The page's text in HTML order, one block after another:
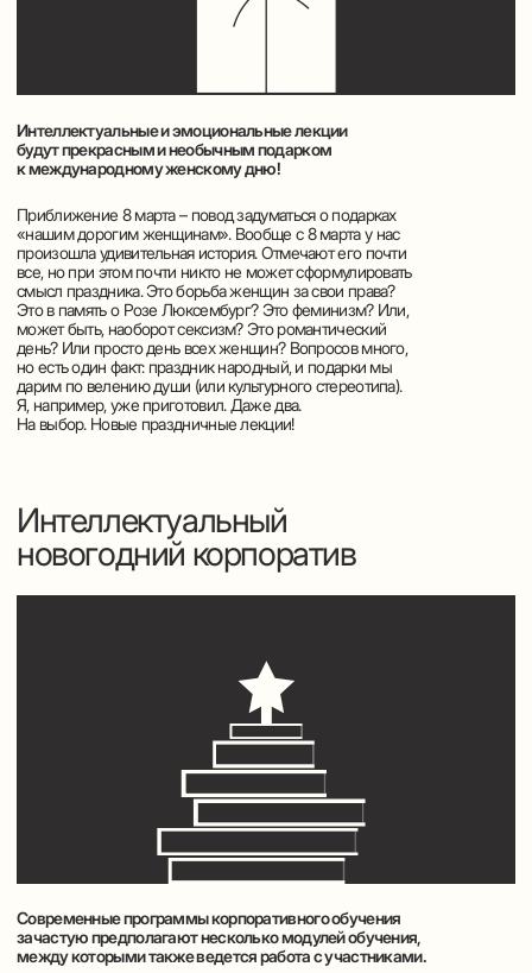
+7 995 905 24 20
2025 Леонид Клейн
imreaderapp@gmail.com
Youtube канал
Дзен канал
Telegram канал
ВК-сообщество
Политика конфиденциальности
Разработка сайта
персональных данных и соглашаетесь c политикой
конфиденциальности
Отправить